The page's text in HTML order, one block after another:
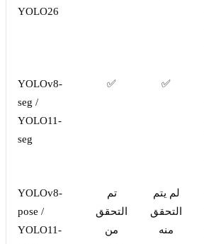
YOLO26
YOLOv8-
seg /
YOLO11-
seg
✅ ✅
YOLOv8-
pose /
YOLO11-
تم
التحقق
من
لم يتم
التحقق
منه